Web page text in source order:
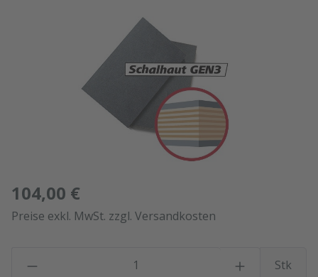
Bildergalerie überspringen
104,00 €
Preise exkl. MwSt. zzgl. Versandkosten
Stk